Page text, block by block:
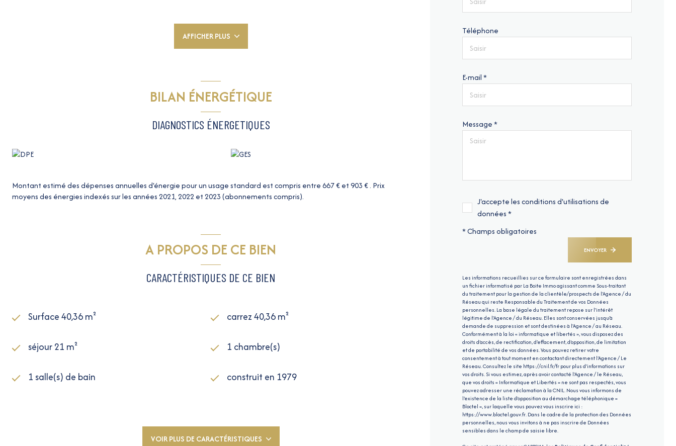
AFFICHER PLUS
BILAN ÉNERGÉTIQUE
DIAGNOSTICS ÉNERGETIQUES
Montant estimé des dépenses annuelles d'énergie pour un usage standard est compris entre 667 € et 903 € . Prix
moyens des énergies indexés sur les années 2021, 2022 et 2023 (abonnements compris).
A PROPOS DE CE BIEN
CARACTÉRISTIQUES DE CE BIEN
Surface 40,36 m² carrez 40,36 m²
séjour 21 m² 1 chambre(s)
1 salle(s) de bain construit en 1979
exposition Sud-Ouest
VOIR PLUS DE CARACTÉRISTIQUES
Téléphone
E-mail *
Message *
J'accepte les conditions d'utilisations de
données *
* Champs obligatoires
ENVOYER
Les informations recueillies sur ce formulaire sont enregistrées dans
un fichier informatisé par La Boite Immo agissant comme Sous-traitant
du traitement pour la gestion de la clientèle/prospects de l'Agence / du
Réseau qui reste Responsable du Traitement de vos Données
personnelles. La base légale du traitement repose sur l'intérêt
légitime de l'Agence / du Réseau. Elles sont conservées jusqu'à
demande de suppression et sont destinées à l'Agence / au Réseau.
Conformément à la loi « informatique et libertés », vous disposez des
droits d’accès, de rectification, d’effacement, d’opposition, de limitation
et de portabilité de vos données. Vous pouvez retirer votre
consentement à tout moment en contactant directement l’Agence / Le
Réseau. Consultez le site https://cnil.fr/frpour plus d’informations sur
vos droits. Si vous estimez, après avoir contacté l'Agence / le Réseau,
que vos droits « Informatique et Libertés » ne sont pas respectés, vous
pouvez adresser une réclamation à la CNIL. Nous vous informons de
l’existence de la liste d'opposition au démarchage téléphonique «
Bloctel », sur laquelle vous pouvez vous inscrire ici :
https://www.bloctel.gouv.fr. Dans le cadre de la protection des Données
personnelles, nous vous invitons à ne pas inscrire de Données
sensibles dans le champ de saisie libre.